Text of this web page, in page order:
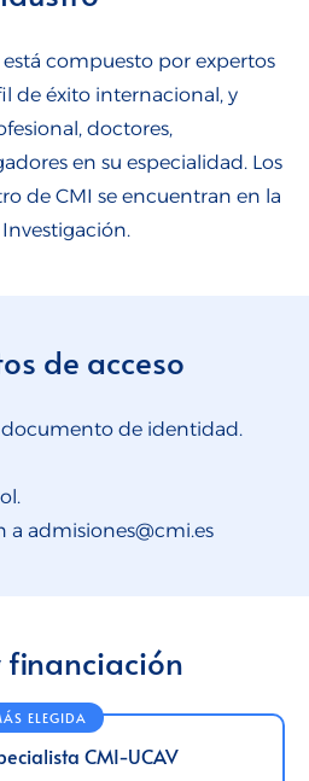
compuesto por expertos
de éxito internacional, y
doctores,
en su especialidad. Los
de CMI se encuentran en la
de acceso
de identidad.
admisiones@cmi.es
financiación
CMI-UCAV